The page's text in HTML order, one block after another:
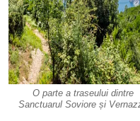
O parte a traseului dintre
Sanctuarul Soviore și